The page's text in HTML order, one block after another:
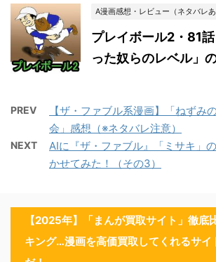
A漫画感想・レビュー（ネタバレあ
プレイボール2・81
った奴らのレベル」
PREV
【ザ・ファブル系漫画】「ねずみ
会」感想（※ネタバレ注意）
NEXT
AIに『ザ・ファブル』「ミサキ」
かせてみた！（その3）
【2025年】「まんが買取サイト」徹底
キング…漫画を高価買取してくれるサイ